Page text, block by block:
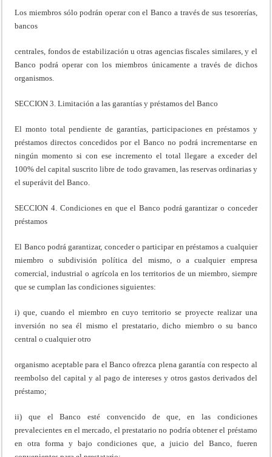
Los miembros sólo podrán operar con el Banco a través de sus tesorerías,
bancos
centrales, fondos de estabilización u otras agencias fiscales similares, y el
Banco podrá operar con los miembros únicamente a través de dichos
organismos.
SECCION 3. Limitación a las garantías y préstamos del Banco
El monto total pendiente de garantías, participaciones en préstamos y
préstamos directos concedidos por el Banco no podrá incrementarse en
ningún momento si con ese incremento el total llegare a exceder del
100% del capital suscrito libre de todo gravamen, las reservas ordinarias y
el superávit del Banco.
SECCION 4. Condiciones en que el Banco podrá garantizar o conceder
préstamos
El Banco podrá garantizar, conceder o participar en préstamos a cualquier
miembro o subdivisión política del mismo, o a cualquier empresa
comercial, industrial o agrícola en los territorios de un miembro, siempre
que se cumplan las condiciones siguientes:
i) que, cuando el miembro en cuyo territorio se proyecte realizar una
inversión no sea él mismo el prestatario, dicho miembro o su banco
central o cualquier otro
organismo aceptable para el Banco ofrezca plena garantía con respecto al
reembolso del capital y al pago de intereses y otros gastos derivados del
préstamo;
ii) que el Banco esté convencido de que, en las condiciones
prevalecientes en el mercado, el prestatario no podría obtener el préstamo
en otra forma y bajo condiciones que, a juicio del Banco, fueren